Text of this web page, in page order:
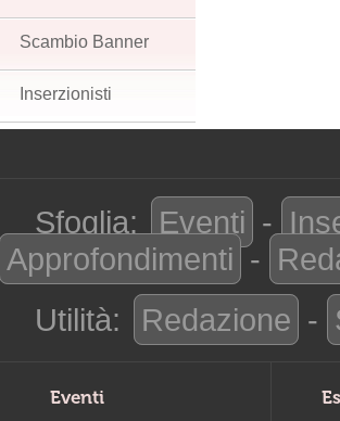
Scambio Banner
Inserzionisti
Sfoglia: Eventi -
Approfondimenti -
Utilità:
Redazione -
Eventi